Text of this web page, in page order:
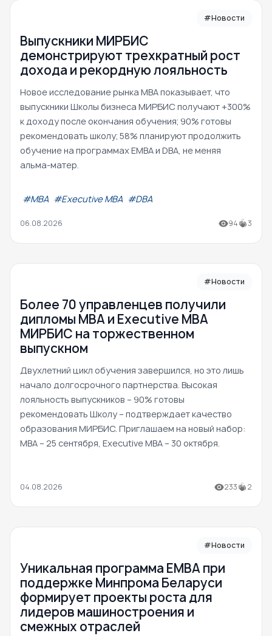
#Новости
Выпускники МИРБИС
демонстрируют трехкратный рост
дохода и рекордную лояльность
Новое исследование рынка MBA показывает, что
выпускники Школы бизнеса МИРБИС получают +300%
к доходу после окончания обучения; 90% готовы
рекомендовать школу; 58% планируют продолжить
обучение на программах EMBA и DBA, не меняя
альма-матер.
#МВА #Executive MBA #DBA
06.08.2026 94 3
#Новости
Более 70 управленцев получили
дипломы MBA и Executive MBA
МИРБИС на торжественном
выпускном
Двухлетний цикл обучения завершился, но это лишь
начало долгосрочного партнерства. Высокая
лояльность выпускников – 90% готовы
рекомендовать Школу – подтверждает качество
образования МИРБИС. Приглашаем на новый набор:
MBA – 25 сентября, Executive MBA – 30 октября.
04.08.2026 233 2
#Новости
Уникальная программа ЕМВА при
поддержке Минпрома Беларуси
формирует проекты роста для
лидеров машиностроения и
смежных отраслей